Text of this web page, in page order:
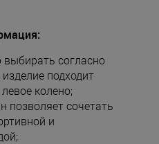
согласно
подходит
колено;
позволяет сочетать
и